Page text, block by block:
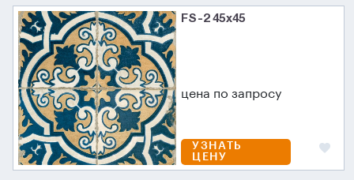
FS-2 45х45
цена по запросу
УЗНАТЬ
ЦЕНУ